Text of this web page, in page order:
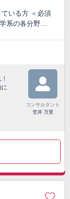
いる方 ＜必須
系の各分野…
コンサルタント
笠井 万里